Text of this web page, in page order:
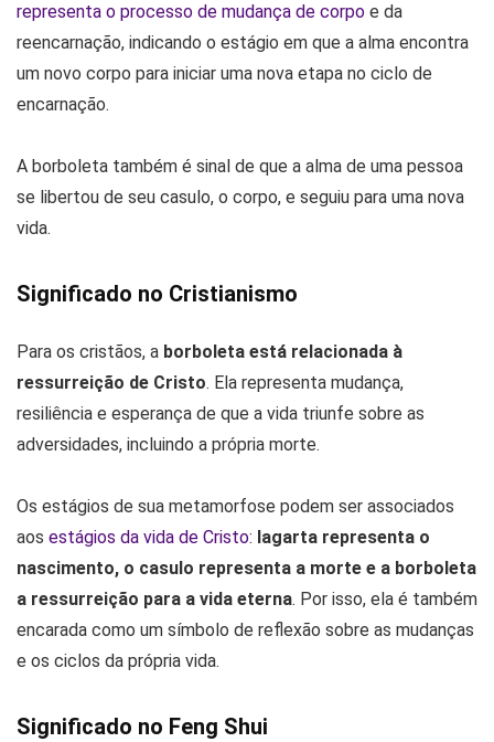
representa o processo de mudança de corpo e da
reencarnação, indicando o estágio em que a alma encontra
um novo corpo para iniciar uma nova etapa no ciclo de
encarnação.
A borboleta também é sinal de que a alma de uma pessoa
se libertou de seu casulo, o corpo, e seguiu para uma nova
vida.
Significado no Cristianismo
Para os cristãos, a borboleta está relacionada à
ressurreição de Cristo. Ela representa mudança,
resiliência e esperança de que a vida triunfe sobre as
adversidades, incluindo a própria morte.
Os estágios de sua metamorfose podem ser associados
aos estágios da vida de Cristo: lagarta representa o
nascimento, o casulo representa a morte e a borboleta
a ressurreição para a vida eterna. Por isso, ela é também
encarada como um símbolo de reflexão sobre as mudanças
e os ciclos da própria vida.
Significado no Feng Shui